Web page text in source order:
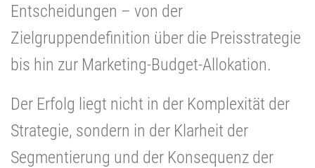
Entscheidungen – von der
Zielgruppendefinition über die Preisstrategie
bis hin zur Marketing-Budget-Allokation.
Der Erfolg liegt nicht in der Komplexität der
Strategie, sondern in der Klarheit der
Segmentierung und der Konsequenz der